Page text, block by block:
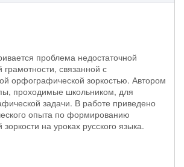
проблема недостаточной
связанной с
орфографической зоркостью. Автором
проходимые школьником, для
задачи. В работе приведено
опыта по формированию
на уроках русского языка.